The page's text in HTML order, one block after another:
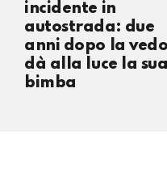
incidente in
autostrada: due
anni dopo la
dà alla luce la
bimba